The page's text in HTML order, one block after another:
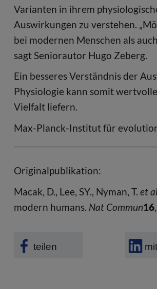
Varianten in ihrem
Auswirkungen zu verstehen.
bei modernen Menschen als
sagt Seniorautor Hugo Zeberg.
Ein besseres Verständnis der
Physiologie kann somit
Vielfalt liefern.
Max-Planck-Institut für
Originalpublikation:
Macak, D., Lee, SY., Nyman, T. et al.
modern humans. Nat Commun16
teilen